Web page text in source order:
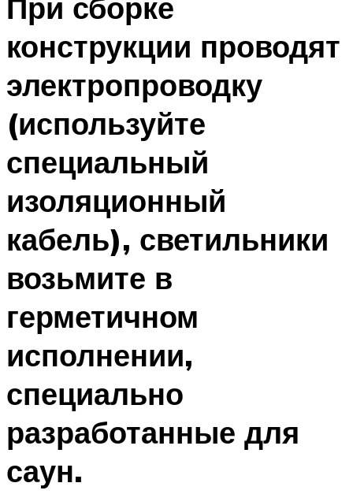
конструкции проводят
электропроводку
(используйте
специальный
изоляционный
кабель), светильники
возьмите в
герметичном
исполнении,
специально
разработанные для
саун.